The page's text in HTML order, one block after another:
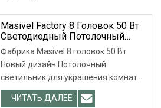
Masivel Factory 8 Головок 50 Вт
Светодиодный Потолочный
Светильник Современный
Светодиодный Светильник Для
Внутреннего Освещения
Фабрика Masivel 8 головок 50 Вт
Новый дизайн Потолочный
светильник для украшения комнаты
Светодиодный потолочный светиль
ЧИТАТЬ ДАЛЕЕ